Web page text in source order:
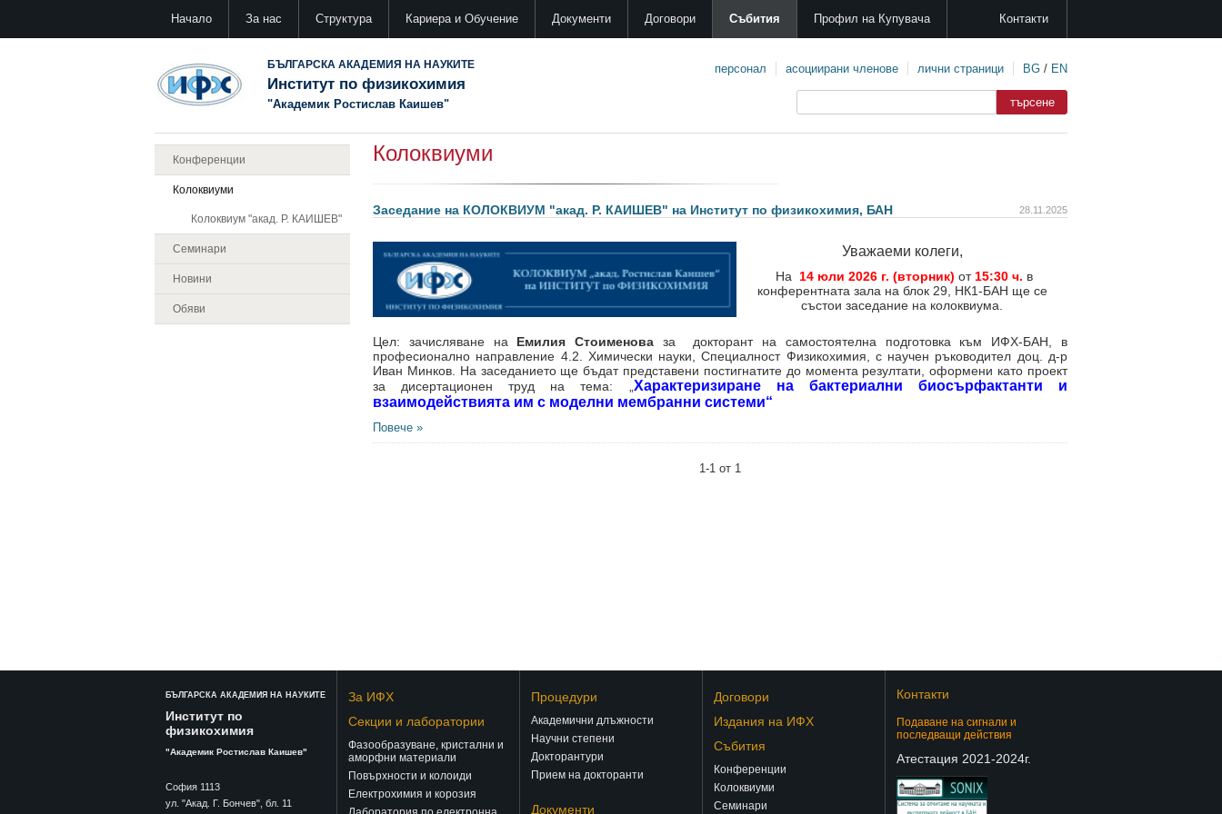
Начало За нас Структура Кариера и Обучение Документи Договори Събития Профил на Купувача Контакти
БЪЛГАРСКА АКАДЕМИЯ НА НАУКИТЕ
Институт по физикохимия
"Академик Ростислав Каишев"
персонал асоциирани членове лични страници BG / EN
Конференции
Колоквиуми
Колоквиум "акад. Р. КАИШЕВ"
Семинари
Новини
Обяви
Колоквиуми
Заседание на КОЛОКВИУМ "акад. Р. КАИШЕВ" на Институт по физикохимия, БАН 28.11.2025
Уважаеми колеги,
На 14 юли 2026 г. (вторник) от 15:30 ч. в
конферентната зала на блок 29, НК1-БАН ще се
състои заседание на колоквиума.
Цел: зачисляване на Емилия Стоименова за докторант на самостоятелна подготовка към ИФХ-БАН, в
професионално направление 4.2. Химически науки, Специалност Физикохимия, с научен ръководител доц. д-р
Иван Минков. На заседанието ще бъдат представени постигнатите до момента резултати, оформени като проект
за дисертационен труд на тема: „ Характеризиране на бактериални биосърфактанти и
взаимодействията им с моделни мембранни системи“
Повече »
1-1 от 1
БЪЛГАРСКА АКАДЕМИЯ НА НАУКИТЕ
Институт по
физикохимия
"Академик Ростислав Каишев"
София 1113
ул. "Акад. Г. Бончев", бл. 11
За ИФХ
Секции и лаборатории
Фазообразуване, кристални и
аморфни материали
Повърхности и колоиди
Електрохимия и корозия
Процедури
Академични длъжности
Научни степени
Докторантури
Прием на докторанти
Документи
Договори
Издания на ИФХ
Събития
Конференции
Колоквиуми
Семинари
Контакти
Подаване на сигнали и
последващи действия
Атестация 2021-2024г.